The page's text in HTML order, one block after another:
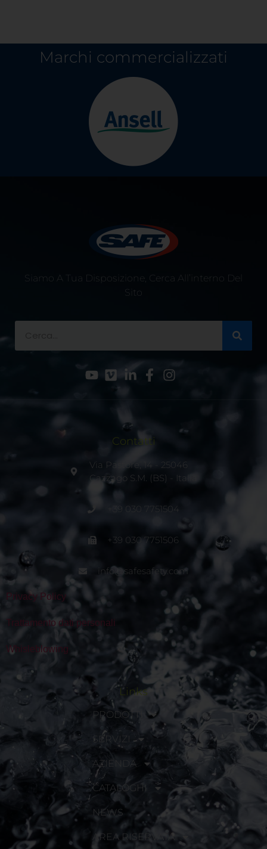
Marchi commercializzati
Siamo A Tua Disposizione, Cerca All’interno Del
Sito
Contatti
Via Pastore, 14 - 25046
Cazzago S.M. (BS) - Italia
+39 030 7751504
+39 030 7751506
info@safesafety.com
Privacy Policy
Trattamento dati personali
Whisleblowing
Links
PRODOTTI
SERVIZI
AZIENDA
CATALOGHI
NEWS
AREA RISERVATA